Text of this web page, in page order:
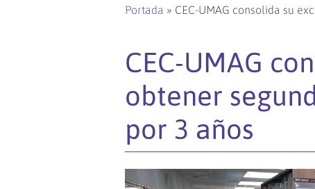
Portada » CEC-UMAG consolida su
CEC-UMAG
obtener
por 3 años